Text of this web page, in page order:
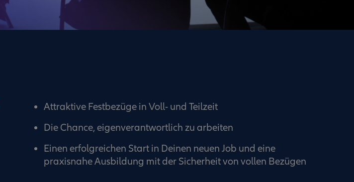
Attraktive Festbezüge in Voll- und Teilzeit
Die Chance, eigenverantwortlich zu arbeiten
Einen erfolgreichen Start in Deinen neuen Job und eine
praxisnahe Ausbildung mit der Sicherheit von vollen Bezügen